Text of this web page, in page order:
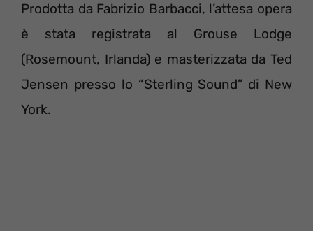
Prodotta da Fabrizio Barbacci, l’attesa opera
è stata registrata al Grouse Lodge
(Rosemount, Irlanda) e masterizzata da Ted
Jensen presso lo “Sterling Sound” di New
York.